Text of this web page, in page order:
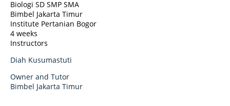
Biologi SD SMP SMA
Bimbel Jakarta Timur
Institute Pertanian Bogor
4 weeks
Instructors
Diah Kusumastuti
Owner and Tutor
Bimbel Jakarta Timur